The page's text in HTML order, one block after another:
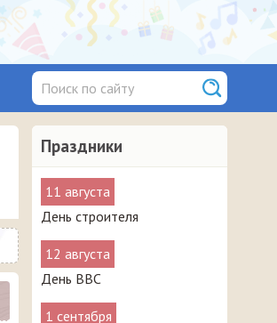
Праздники
11 августа
День строителя
12 августа
День ВВС
1 сентября